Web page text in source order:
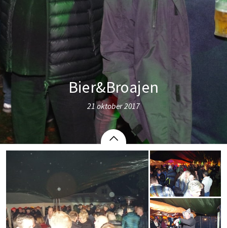
Bier&Broajen
21 oktober 2017